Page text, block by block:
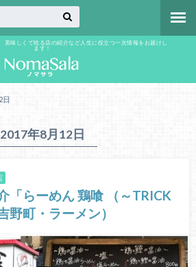
美味しくて唸る店の紹介など人生に役立つ一次情報をお届けし
ます！
日
2017年8月12日
「らーめん 鶏喰 （～TRICK
野町・ラーメン）